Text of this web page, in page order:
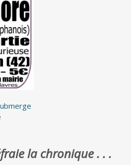
la chronique . . .